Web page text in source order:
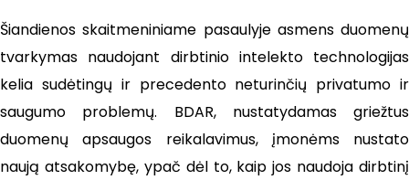
Šiandienos skaitmeniniame pasaulyje asmens duomenų
tvarkymas naudojant dirbtinio intelekto technologijas
kelia sudėtingų ir precedento neturinčių privatumo ir
saugumo problemų. BDAR, nustatydamas griežtus
duomenų apsaugos reikalavimus, įmonėms nustato
naują atsakomybę, ypač dėl to, kaip jos naudoja dirbtinį